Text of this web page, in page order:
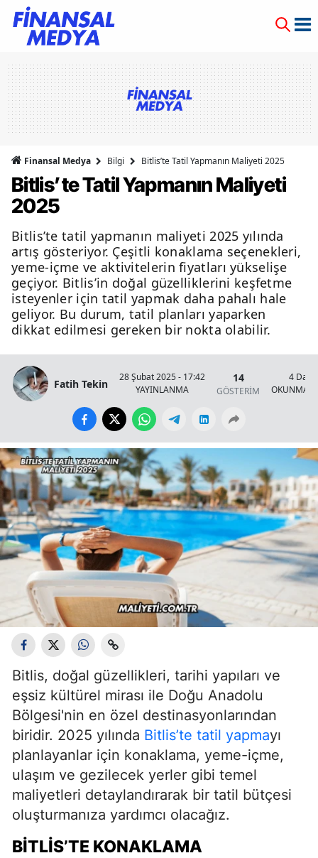
Finansal Medya Bilgi Bitlis’te Tatil Yapmanın Maliyeti 2025
Bitlis’te Tatil Yapmanın Maliyeti
2025
Bitlis’te tatil yapmanın maliyeti 2025 yılında
artış gösteriyor. Çeşitli konaklama seçenekleri,
yeme-içme ve aktivitelerin fiyatları yükselişe
geçiyor. Bitlis’in doğal güzelliklerini keşfetme
isteyenler için tatil yapmak daha pahalı hale
geliyor. Bu durum, tatil planları yaparken
dikkat edilmesi gereken bir nokta olabilir.
Fatih Tekin
28 Şubat 2025 - 17:42
YAYINLANMA
14
GÖSTERİM
4
OKUNMA
Bitlis, doğal güzellikleri, tarihi yapıları ve
eşsiz kültürel mirası ile Doğu Anadolu
Bölgesi'nin en özel destinasyonlarından
biridir. 2025 yılında Bitlis’te tatil yapmayı
planlayanlar için konaklama, yeme-içme,
ulaşım ve gezilecek yerler gibi temel
maliyetleri detaylandırarak bir tatil bütçesi
oluşturmanıza yardımcı olacağız.
BITLIS’TE KONAKLAMA